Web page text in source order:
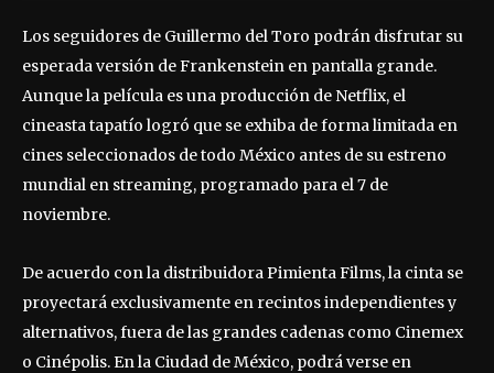
Los seguidores de Guillermo del Toro podrán disfrutar su
esperada versión de Frankenstein en pantalla grande.
Aunque la película es una producción de Netflix, el
cineasta tapatío logró que se exhiba de forma limitada en
cines seleccionados de todo México antes de su estreno
mundial en streaming, programado para el 7 de
noviembre.
De acuerdo con la distribuidora Pimienta Films, la cinta se
proyectará exclusivamente en recintos independientes y
alternativos, fuera de las grandes cadenas como Cinemex
o Cinépolis. En la Ciudad de México, podrá verse en